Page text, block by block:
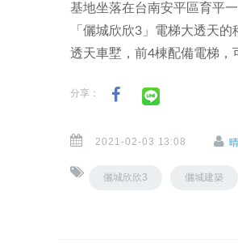
基地坐落在台南安平區育平
「儷城欣欣3」電梯大透天
透天車墅，前4棟配備電梯，
分享：
2021-02-03 13:08
儷城欣欣3 儷城建築